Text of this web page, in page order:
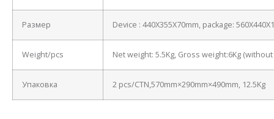
Размер Device : 440X355X70mm, package:
Weight/pcs Net weight: 5.5Kg, Gross weight:6Kg (without
Упаковка 2 pcs/CTN,570mm×290mm×490mm, 12.5Kg